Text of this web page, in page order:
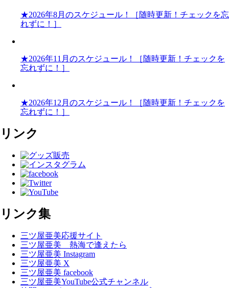
★2026年8月のスケジュール！［随時更新！チェックを忘
れずに！］
★2026年11月のスケジュール！［随時更新！チェックを
忘れずに！］
★2026年12月のスケジュール！［随時更新！チェックを
忘れずに！］
リンク
リンク集
三ツ屋亜美応援サイト
三ツ屋亜美 熱海で逢えたら
三ツ屋亜美 Instagram
三ツ屋亜美 X
三ツ屋亜美 facebook
三ツ屋亜美YouTube公式チャンネル